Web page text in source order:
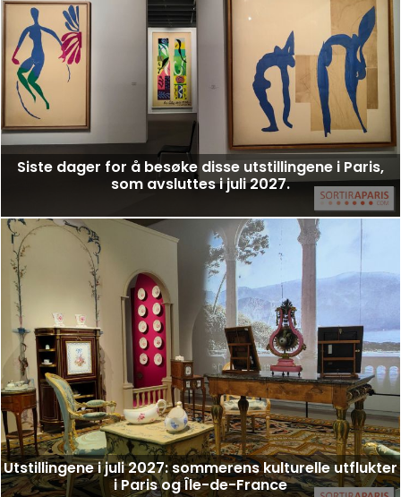
Siste dager for å besøke disse utstillingene i Paris,
som avsluttes i juli 2027.
Utstillingene i juli 2027: sommerens kulturelle utflukter
i Paris og Île-de-France